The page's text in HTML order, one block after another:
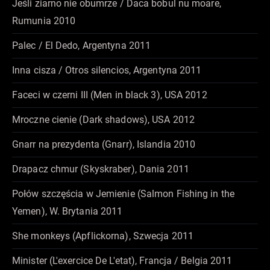
Jeśli ziarno nie obumrze / Daca bobul nu moare,
Rumunia 2010
Palec / El Dedo, Argentyna 2011
Inna cisza / Otros silencios, Argentyna 2011
Faceci w czerni III (Men in black 3), USA 2012
Mroczne cienie (Dark shadows), USA 2012
Gnarr na prezydenta (Gnarr), Islandia 2010
Drapacz chmur (Skyskraber), Dania 2011
Połów szczęścia w Jemienie (Salmon Fishing in the
Yemen), W. Brytania 2011
She monkeys (Apflickorna), Szwecja 2011
Minister (L'exercice De L'etat), Francja / Belgia 2011